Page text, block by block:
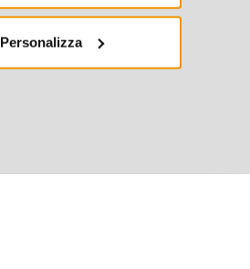
Personalizza